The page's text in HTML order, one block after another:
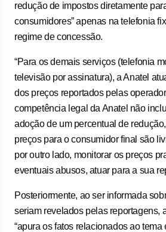
redução de impostos diretamente
consumidores” apenas na telefonia
regime de concessão.
“Para os demais serviços (telefonia
televisão por assinatura), a Anatel
dos preços reportados pelas
competência legal da Anatel não
adoção de um percentual de
preços para o consumidor final são
por outro lado, monitorar os preços
eventuais abusos, atuar para a sua
Posteriormente, ao ser informada
seriam revelados pelas reportagens,
“apura os fatos relacionados ao tema